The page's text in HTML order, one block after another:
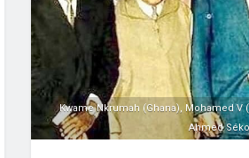
Kwame Nkrumah (Ghana), Mohamed V
Ahmed